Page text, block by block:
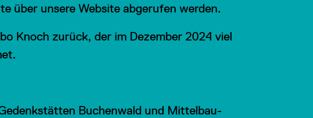
über unsere Website abgerufen werden.
Knoch zurück, der im Dezember 2024 viel
Buchenwald und Mittelbau-